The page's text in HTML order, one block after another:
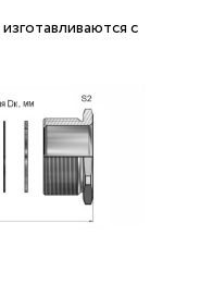
изготавливаются с